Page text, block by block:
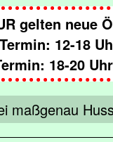
gelten neue
12-18
18-20 Uhr
maßgenau